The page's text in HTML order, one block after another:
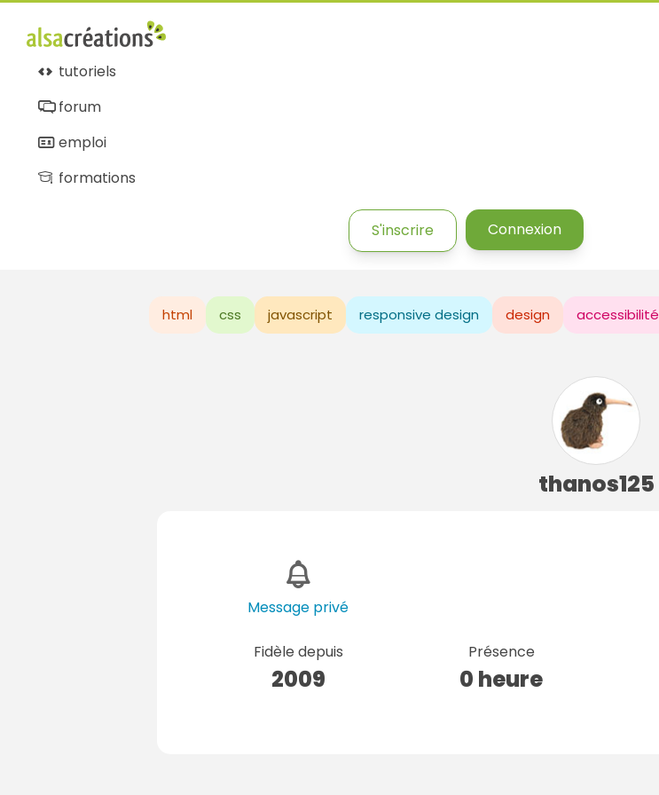
tutoriels
forum
emploi
formations
S'inscrire Connexion
html css javascript responsive design design accessibilité
thanos125
Message privé
Fidèle depuis
2009
Présence
0 heure